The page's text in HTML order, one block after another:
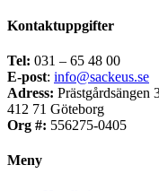
Kontaktuppgifter
Tel: 031 – 65 48 00
E-post: info@sackeus.se
Adress: Prästgårdsängen
412 71 Göteborg
Org #: 556275-0405
Meny